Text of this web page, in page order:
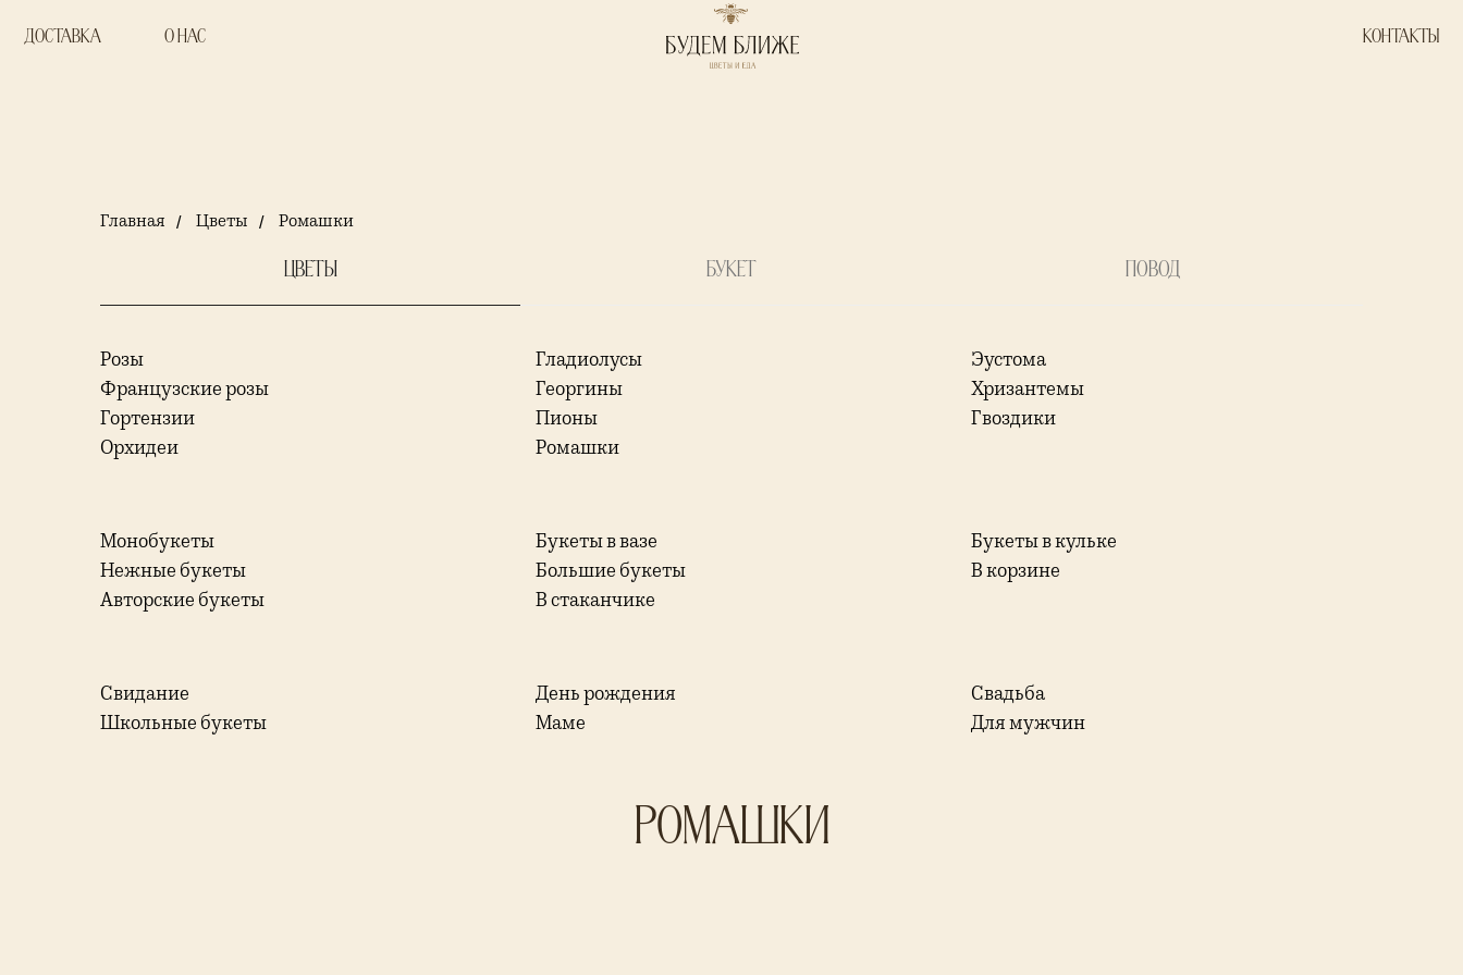
Доставка о нас
Главная / Цветы / Ромашки
Цветы Букет Повод
Розы
Французские розы
Гортензии
Орхидеи
Гладиолусы
Георгины
Пионы
Ромашки
Эустома
Хризантемы
Гвоздики
Монобукеты
Нежные букеты
Авторские букеты
Букеты в вазе
Большие букеты
В стаканчике
Букеты в кульке
В корзине
Свидание
Школьные букеты
День рождения
Маме
Свадьба
Для мужчин
Ромашки